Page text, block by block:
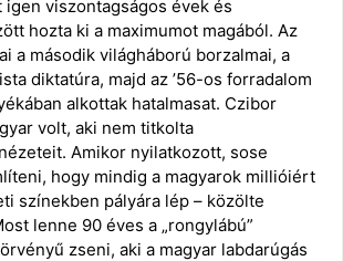
viszontagságos évek és
hozta ki a maximumot magából. Az
a második világháború borzalmai, a
diktatúra, majd az ’56-os forradalom
alkottak hatalmasat. Czibor
volt, aki nem titkolta
Amikor nyilatkozott, sose
hogy mindig a magyarok millióiért
színekben pályára lép – közölte
lenne 90 éves a „rongylábú”
zseni, aki a magyar labdarúgás